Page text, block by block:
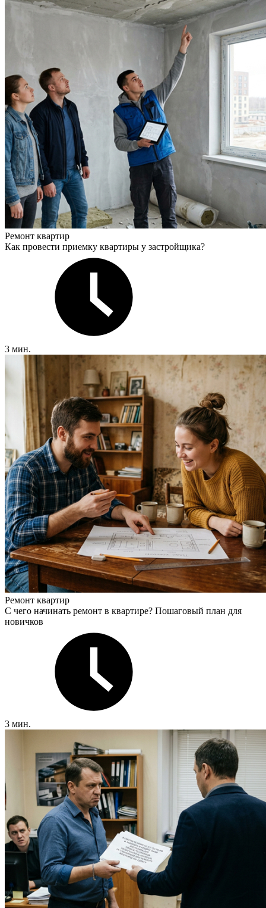
Ремонт квартир
Как провести приемку квартиры у застройщика?
3 мин.
Ремонт квартир
С чего начинать ремонт в квартире? Пошаговый план для
новичков
3 мин.